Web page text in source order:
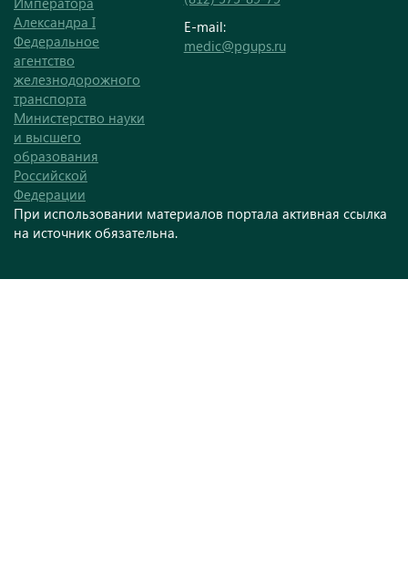
Александра I
Федеральное
агентство
железнодорожного
транспорта
Министерство науки
и высшего
образования
Российской
Федерации
E-mail:
medic@pgups.ru
При использовании материалов портала активная ссылка
на источник обязательна.